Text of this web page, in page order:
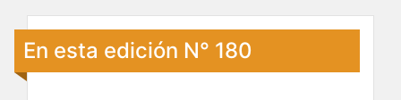
En esta edición N° 180